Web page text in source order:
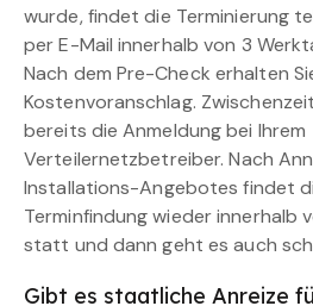
wurde, findet die Terminierung
per E-Mail innerhalb von 3
Nach dem Pre-Check erhalten
Kostenvoranschlag.
bereits die Anmeldung bei Ihrem
Verteilernetzbetreiber. Nach
Installations-Angebotes findet
Terminfindung wieder innerhalb
statt und dann geht es auch
Gibt es staatliche Anreize